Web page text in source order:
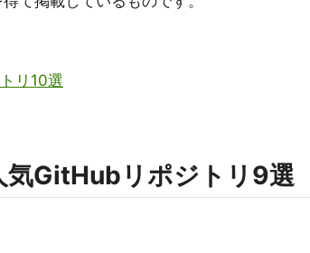
リ10選
気GitHubリポジトリ9選